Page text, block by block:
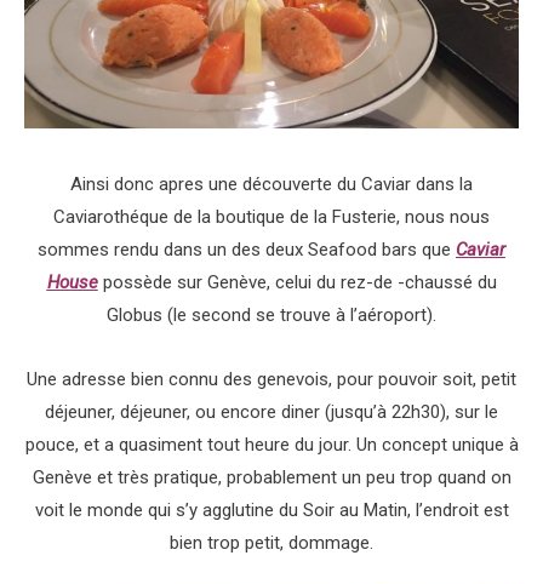
Ainsi donc apres une découverte du Caviar dans la
Caviarothéque de la boutique de la Fusterie, nous nous
sommes rendu dans un des deux Seafood bars que Caviar
Housepossède sur Genève, celui du rez-de -chaussé du
Globus (le second se trouve à l’aéroport).
Une adresse bien connu des genevois, pour pouvoir soit, petit
déjeuner, déjeuner, ou encore diner (jusqu’à 22h30), sur le
pouce, et a quasiment tout heure du jour. Un concept unique à
Genève et très pratique, probablement un peu trop quand on
voit le monde qui s’y agglutine du Soir au Matin, l’endroit est
bien trop petit, dommage.